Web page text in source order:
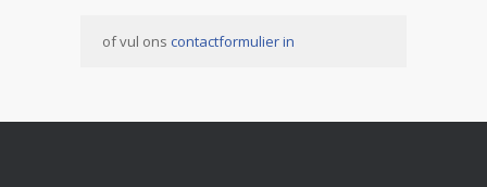
of vul ons contactformulier in